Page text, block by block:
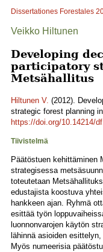
Dissertationes Forestales
Veikko Hiltunen
Developing
participatory
Metsähallitus
Hiltunen V. (2012).
strategic forest planning
https://doi.org/10.14214/
Tiivistelmä
Päätöstuen kehittäminen
strategisessa
toteutetaan
edustajista koostuva
hankkeen ajan. Ryhmä
esittää työn
luonnonvarojen käytön
lähinnä asioiden
Myös numeerisia